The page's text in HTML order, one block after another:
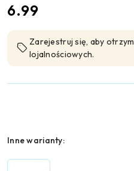
cena:
6.99
Zarejestruj się, aby
lojalnościowych.
Wariant
Inne warianty: